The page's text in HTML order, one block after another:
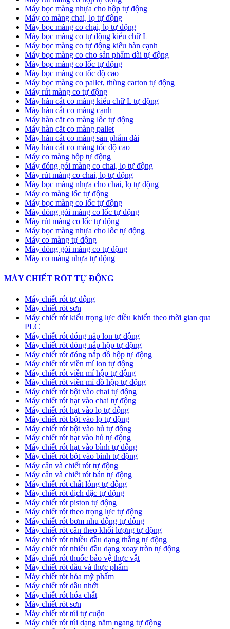
Máy bọc màng nhựa cho hộp tự động
Máy co màng chai, lọ tự động
Máy bọc màng co chại, lọ tự động
Máy bọc màng co tự động kiểu chữ L
Máy bọc màng co tự động kiểu hàn cạnh
Máy bọc màng co cho sản phẩm dài tự động
Máy bọc màng co lốc tự động
​Máy bọc màng co tốc độ cao
Máy bọc màng co pallet, thùng carton tự động
​Máy rút màng co tự động
​Máy hàn cắt co màng kiểu chữ L tự động
​Máy hàn cắt co màng cạnh
​Máy hàn cắt co màng lốc tự động
​Máy hàn cắt co màng pallet
​Máy hàn cắt co màng sản phẩm dài
​Máy hàn cắt co màng tốc độ cao
Máy co màng hộp tự động
Máy đóng gói màng co chai, lọ tự động
Máy rút màng co chai, lọ tự động
Máy bọc màng nhựa cho chai, lọ tự động
Máy co màng lốc tự động
Máy bọc màng co lốc tự động
Máy đóng gói màng co lốc tự động
Máy rút màng co lốc tự động
Máy bọc màng nhựa cho lốc tự động
Máy co màng tự động
Máy đóng gói màng co tự động
Máy co màng nhựa tự động
MÁY CHIẾT RÓT TỰ ĐỘNG
Máy chiết rót tự động
Máy chiết rót sơn
Máy chiết rót kiểu trọng lực điều khiển theo thời gian qua
PLC
Máy chiết rót đóng nắp lon tự động
Máy chiết rót đóng nắp hộp tự động
Máy chiết rót đóng nắp đồ hộp tự động
Máy chiết rót viền mí lon tự động
Máy chiết rót viền mí hộp tự động
Máy chiết rót viền mí đồ hộp tự động
Máy chiết rót bột vào chai tự động
Máy chiết rót hạt vào chai tự động
Máy chiết rót hạt vào lọ tự động
Máy chiết rót bột vào lọ tự động
Máy chiết rót bột vào hủ tự động
Máy chiết rót hạt vào hủ tự động
Máy chiết rót hạt vào bình tự động
Máy chiết rót bột vào bình tự động
Máy cân và chiết rót tự động
Máy cân và chiết rót bán tự động
​Máy chiết rót chất lỏng tự động
​Máy chiết rót dịch đặc tự động
Máy chiết rót piston tự động
Máy chiết rót theo trọng lực tự động
​Máy chiết rót bơm nhu động tự động
Máy chiết rót cân theo khối lượng tự động
​Máy chiết rót nhiều đầu dạng thẳng tự động
​Máy chiết rót nhiều đầu dạng xoay tròn tự động
Máy chiết rót thuốc bảo vệ thực vật
Máy chiết rót dầu và thực phẩm
Máy chiết rót hóa mỹ phẩm
Máy chiết rót dầu nhớt
Máy chiết rót hóa chất
Máy chiết rót sơn
Máy chiết rót túi tự cuộn
Máy chiết rót túi dạng nằm ngang tự động